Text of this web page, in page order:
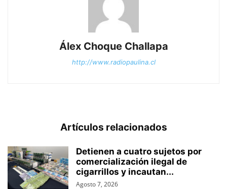
Álex Choque Challapa
http://www.radiopaulina.cl
Artículos relacionados
Detienen a cuatro sujetos por
comercialización ilegal de
cigarrillos y incautan...
Agosto 7, 2026